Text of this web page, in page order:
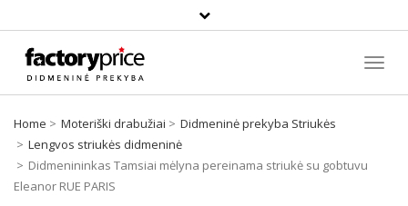
Paieška
Home Moteriški drabužiai
Didmeninė prekyba Striukės
Lengvos striukės didmeninė
Didmenininkas Tamsiai mėlyna pereinama striukė su gobtuvu
Eleanor RUE PARIS